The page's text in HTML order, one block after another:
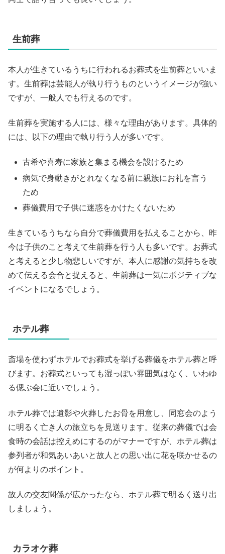
生前葬
本人が生きているうちに行われるお葬式を生前葬といいま
す。生前葬は芸能人が執り行うものというイメージが強い
ですが、一般人でも行えるのです。
生前葬を実施する人には、様々な理由があります。具体的
には、以下の理由で執り行う人が多いです。
古希や喜寿に家族と集まる機会を設けるため
病気で身動きがとれなくなる前に親族にお礼を言う
ため
葬儀費用で子供に迷惑をかけたくないため
生きているうちなら自分で葬儀費用を払えることから、昨
今は子供のこと考えて生前葬を行う人も多いです。お葬式
と考えると少し物悲しいですが、本人に感謝の気持ちを改
めて伝える会合と捉えると、生前葬は一気にポジティブな
イベントになるでしょう。
ホテル葬
斎場を使わずホテルでお葬式を挙げる葬儀をホテル葬と呼
びます。お葬式といっても湿っぽい雰囲気はなく、いわゆ
る偲ぶ会に近いでしょう。
ホテル葬では遺影や火葬したお骨を用意し、同窓会のよう
に明るく亡き人の旅立ちを見送ります。従来の葬儀では会
食時の会話は控えめにするのがマナーですが、ホテル葬は
参列者が和気あいあいと故人との思い出に花を咲かせるの
が何よりのポイント。
故人の交友関係が広かったなら、ホテル葬で明るく送り出
しましょう。
カラオケ葬